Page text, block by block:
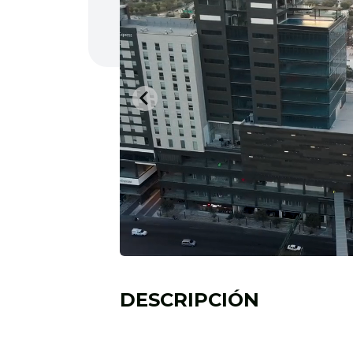
DESCRIPCIÓN